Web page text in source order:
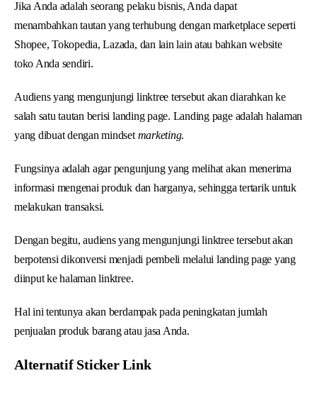
Jika Anda adalah seorang pelaku bisnis, Anda dapat
menambahkan tautan yang terhubung dengan marketplace seperti
Shopee, Tokopedia, Lazada, dan lain lain atau bahkan website
toko Anda sendiri.
Audiens yang mengunjungi linktree tersebut akan diarahkan ke
salah satu tautan berisi landing page. Landing page adalah halaman
yang dibuat dengan mindset marketing.
Fungsinya adalah agar pengunjung yang melihat akan menerima
informasi mengenai produk dan harganya, sehingga tertarik untuk
melakukan transaksi.
Dengan begitu, audiens yang mengunjungi linktree tersebut akan
berpotensi dikonversi menjadi pembeli melalui landing page yang
diinput ke halaman linktree.
Hal ini tentunya akan berdampak pada peningkatan jumlah
penjualan produk barang atau jasa Anda.
Alternatif Sticker Link